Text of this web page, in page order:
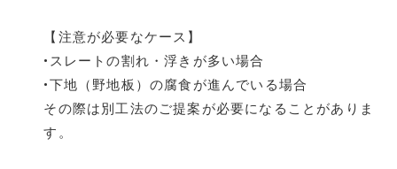
【注意が必要なケース】
•スレートの割れ・浮きが多い場合
•下地（野地板）の腐食が進んでいる場合
その際は別工法のご提案が必要になることがありま
す。